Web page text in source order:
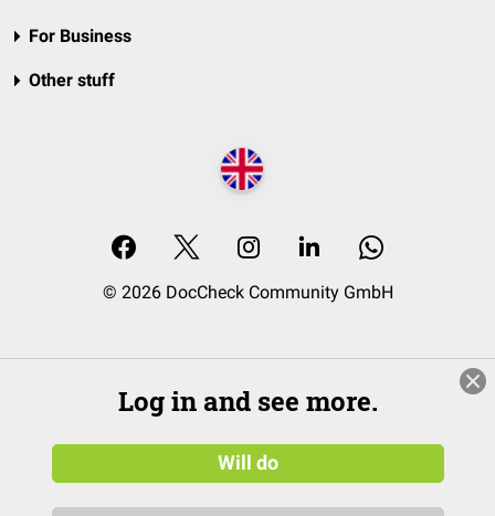
For Business
Other stuff
© 2026 DocCheck Community GmbH
Log in and see more.
Will do